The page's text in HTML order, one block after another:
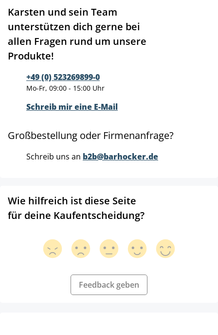
Karsten und sein Team
unterstützen dich gerne bei
allen Fragen rund um unsere
Produkte!
+49 (0) 523269899-0
Mo-Fr, 09:00 - 15:00 Uhr
Schreib mir eine E-Mail
Großbestellung oder Firmenanfrage?
Schreib uns an b2b@barhocker.de
Wie hilfreich ist diese Seite
für deine Kaufentscheidung?
Feedback geben